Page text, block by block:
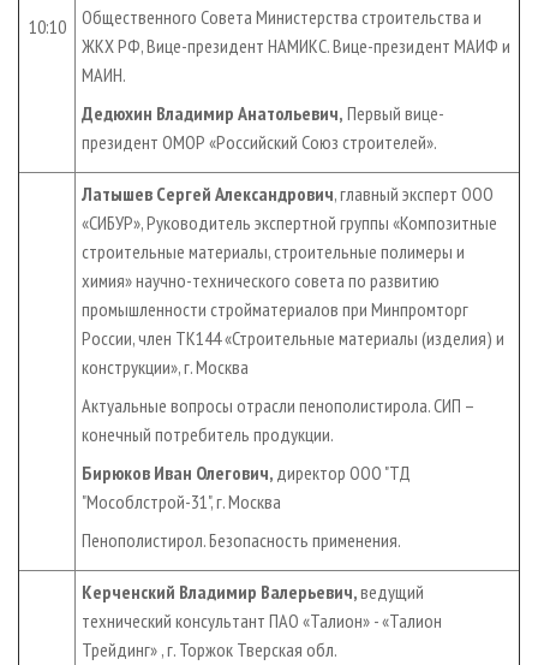
10:10
Общественного Совета Министерства строительства и
ЖКХ РФ, Вице-президент НАМИКС. Вице-президент МАИФ и
МАИН.
Дедюхин Владимир Анатольевич, Первый вице-
президент ОМОР «Российский Союз строителей».
Латышев Сергей Александрович, главный эксперт ООО
«СИБУР», Руководитель экспертной группы «Композитные
строительные материалы, строительные полимеры и
химия» научно-технического совета по развитию
промышленности стройматериалов при Минпромторг
России, член ТК144 «Строительные материалы (изделия) и
конструкции», г. Москва
Актуальные вопросы отрасли пенополистирола. СИП –
конечный потребитель продукции.
Бирюков Иван Олегович, директор ООО "ТД
"Мособлстрой-31", г. Москва
Пенополистирол. Безопасность применения.
Керченский Владимир Валерьевич,ведущий
технический консультант ПАО «Талион» - «Талион
Трейдинг» , г. Торжок Тверская обл.